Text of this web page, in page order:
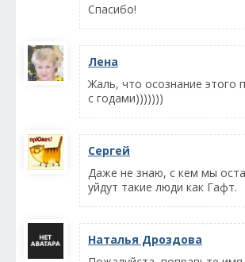
Спасибо!
Лена
Жаль, что осознание этого
с годами)))))))
Сергей
Даже не знаю, с кем мы
уйдут такие люди как Гафт.
Наталья Дроздова